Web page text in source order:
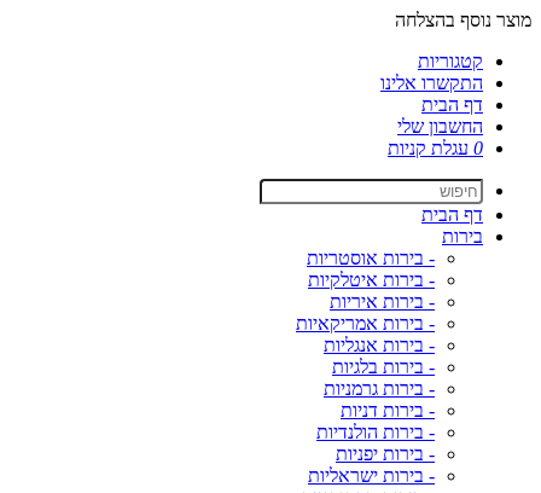
מוצר נוסף בהצלחה
קטגוריות
התקשרו אלינו
דף הבית
החשבון שלי
0 עגלת קניות
דף הבית
בירות
- בירות אוסטריות
- בירות איטלקיות
- בירות איריות
- בירות אמריקאיות
- בירות אנגליות
- בירות בלגיות
- בירות גרמניות
- בירות דניות
- בירות הולנדיות
- בירות יפניות
- בירות ישראליות